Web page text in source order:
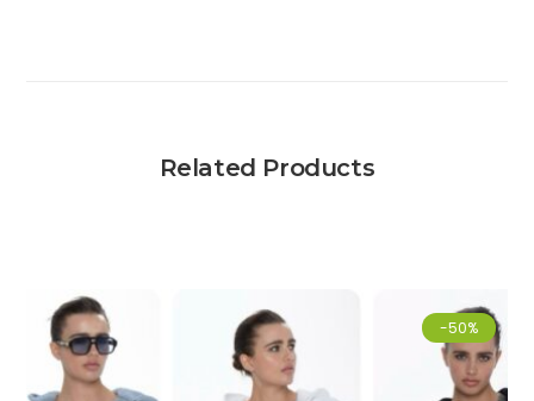
Related Products
-50%